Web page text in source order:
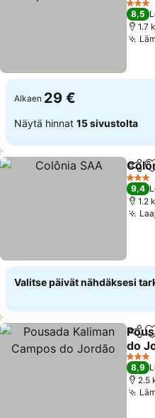
3
8,5
1.7
Alkaen 29 €
Näytä hinnat 15 sivustolta
Jaa
3
9,4
1.2
Valitse päivät nähdäksesi
Jaa
do
3
8,9
2.5